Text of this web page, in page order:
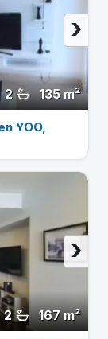
135 m²
2
›
YOO,
167 m²
2
›